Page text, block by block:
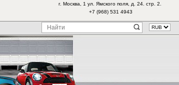
г. Москва, 1 ул. Ямского поля, д. 24. стр. 2.
+7 (968) 531 4943